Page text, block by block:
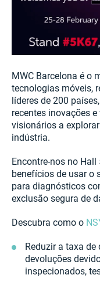
MWC Barcelona é o
tecnologias móveis,
líderes de 200
recentes inovações
visionários a
indústria.
Encontre-nos no
benefícios de usar o
para diagnósticos
exclusão segura de
Descubra como o
Reduzir a taxa
devoluções
inspecionados,